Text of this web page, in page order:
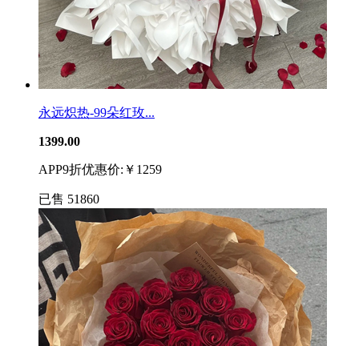
永远炽热-99朵红玫...
1399.00
APP9折优惠价:￥1259
已售 51860